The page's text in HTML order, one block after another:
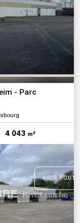
- Parc
4 043 m²
VOIR